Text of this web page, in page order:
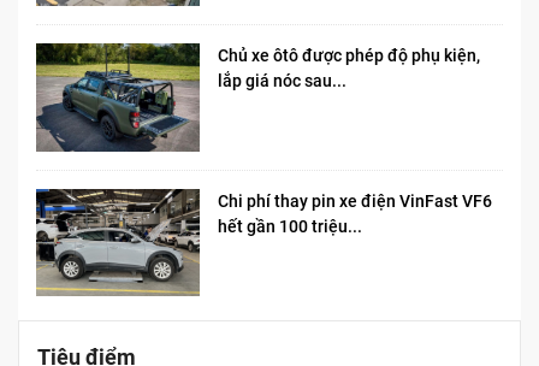
Chủ xe ôtô được phép độ phụ kiện,
lắp giá nóc sau...
Chi phí thay pin xe điện VinFast VF6
hết gần 100 triệu...
Tiêu điểm